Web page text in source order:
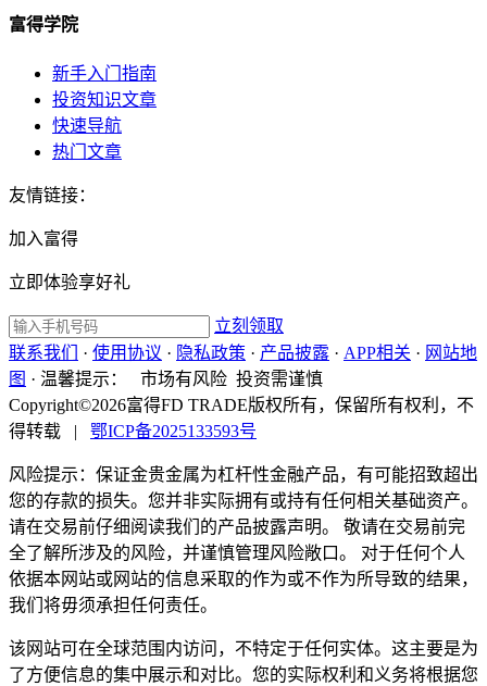
富得学院
新手入门指南
投资知识文章
快速导航
热门文章
友情链接：
加入富得
立即体验享好礼
立刻领取
联系我们
· 使用协议 · 隐私政策 · 产品披露 · APP相关 · 网站地
图 · 温馨提示：
市场有风险 投资需谨慎
Copyright©2026富得FD TRADE版权所有，保留所有权利，不
得转载
| 鄂ICP备2025133593号
风险提示：保证金贵金属为杠杆性金融产品，有可能招致超出
您的存款的损失。您并非实际拥有或持有任何相关基础资产。
请在交易前仔细阅读我们的产品披露声明。 敬请在交易前完
全了解所涉及的风险，并谨慎管理风险敞口。 对于任何个人
依据本网站或网站的信息采取的作为或不作为所导致的结果，
我们将毋须承担任何责任。
该网站可在全球范围内访问，不特定于任何实体。这主要是为
了方便信息的集中展示和对比。您的实际权利和义务将根据您